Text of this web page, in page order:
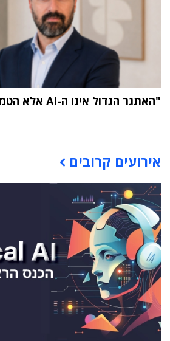
"האתגר הגדול אינו ה-AI אלא הטמעתה בארגון"
אירועים קרובים